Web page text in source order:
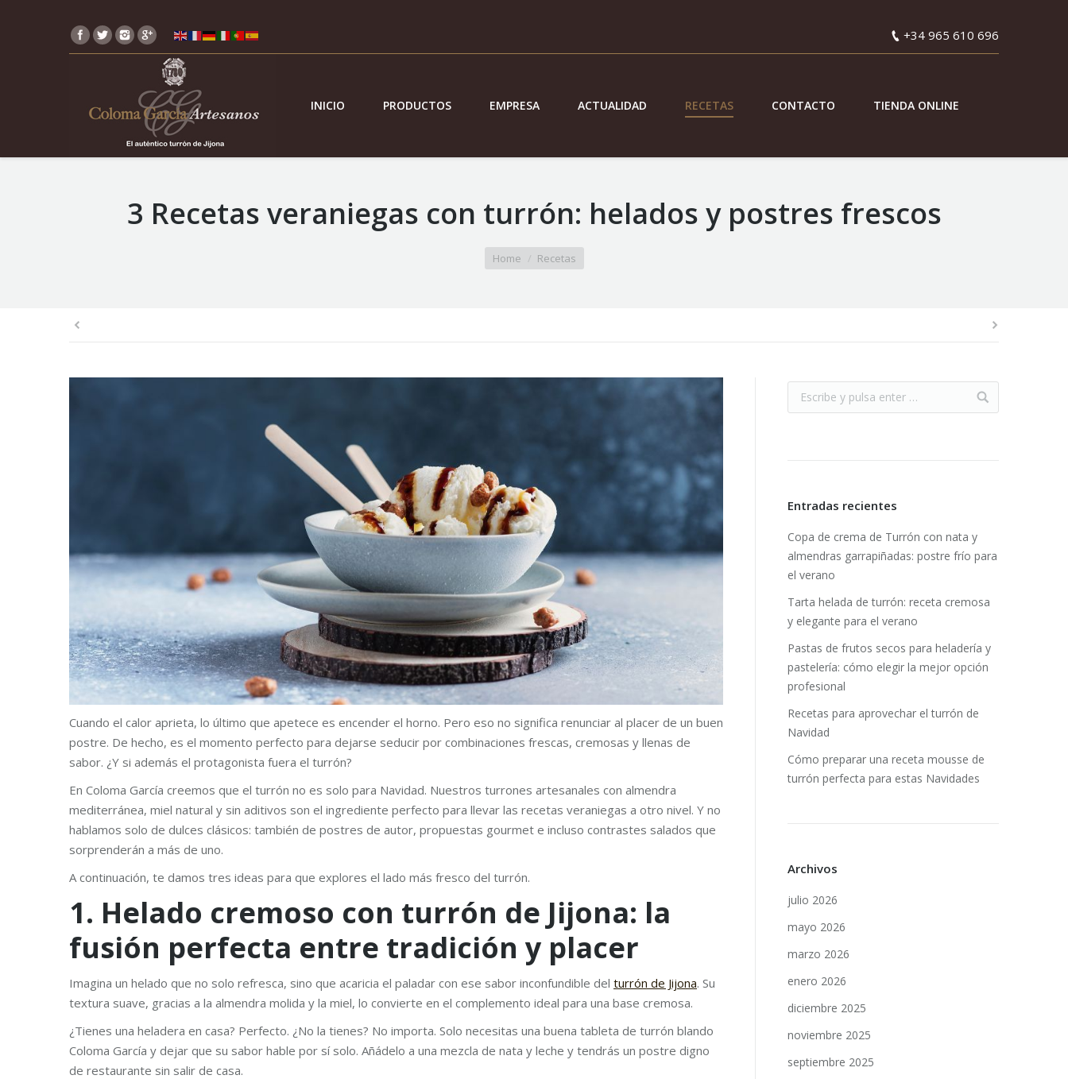
+34 965 610 696
INICIO PRODUCTOS EMPRESA ACTUALIDAD RECETAS CONTACTO TIENDA ONLINE
3 Recetas veraniegas con turrón: helados y postres frescos
Home Recetas
Cuando el calor aprieta, lo último que apetece es encender el horno. Pero eso no significa renunciar al placer de un buen
postre. De hecho, es el momento perfecto para dejarse seducir por combinaciones frescas, cremosas y llenas de
sabor. ¿Y si además el protagonista fuera el turrón?
En Coloma García creemos que el turrón no es solo para Navidad. Nuestros turrones artesanales con almendra
mediterránea, miel natural y sin aditivos son el ingrediente perfecto para llevar las recetas veraniegas a otro nivel. Y no
hablamos solo de dulces clásicos: también de postres de autor, propuestas gourmet e incluso contrastes salados que
sorprenderán a más de uno.
A continuación, te damos tres ideas para que explores el lado más fresco del turrón.
1. Helado cremoso con turrón de Jijona: la
fusión perfecta entre tradición y placer
Imagina un helado que no solo refresca, sino que acaricia el paladar con ese sabor inconfundible del turrón de Jijona. Su
textura suave, gracias a la almendra molida y la miel, lo convierte en el complemento ideal para una base cremosa.
¿Tienes una heladera en casa? Perfecto. ¿No la tienes? No importa. Solo necesitas una buena tableta de turrón blando
Coloma García y dejar que su sabor hable por sí solo. Añádelo a una mezcla de nata y leche y tendrás un postre digno
de restaurante sin salir de casa.
Entradas recientes
Copa de crema de Turrón con nata y
almendras garrapiñadas: postre frío para
el verano
Tarta helada de turrón: receta cremosa
y elegante para el verano
Pastas de frutos secos para heladería y
pastelería: cómo elegir la mejor opción
profesional
Recetas para aprovechar el turrón de
Navidad
Cómo preparar una receta mousse de
turrón perfecta para estas Navidades
Archivos
julio 2026
mayo 2026
marzo 2026
enero 2026
diciembre 2025
noviembre 2025
septiembre 2025